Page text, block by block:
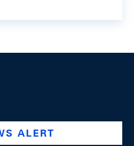
company/swiss-national-
@swissnationalbank
ALERT